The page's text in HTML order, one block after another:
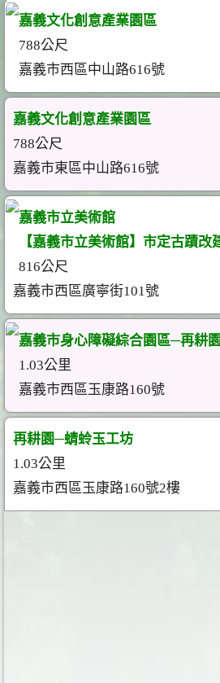
嘉義文化創意產業園區
788公尺
嘉義市西區中山路616號
嘉義文化創意產業園區
788公尺
嘉義市東區中山路616號
嘉義市立美術館
【嘉義市立美術館】市定古蹟
816公尺
嘉義市西區廣寧街101號
嘉義市身心障礙綜合園區─再耕園
1.03公里
嘉義市西區玉康路160號
再耕園─蜻蛉玉工坊
1.03公里
嘉義市西區玉康路160號2樓